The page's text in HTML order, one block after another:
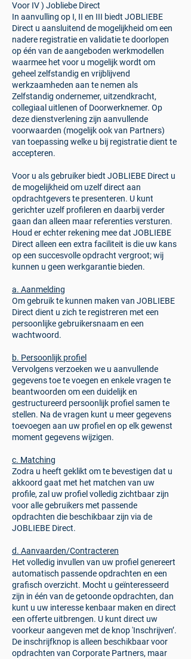
Voor IV ) Jobliebe Direct
In aanvulling op I, II en III biedt JOBLIEBE
Direct u aansluitend de mogelijkheid om een
nadere registratie en validatie te doorlopen
op één van de aangeboden werkmodellen
waarmee het voor u mogelijk wordt om
geheel zelfstandig en vrijblijvend
werkzaamheden aan te nemen als
Zelfstandig ondernemer, uitzendkracht,
collegiaal uitlenen of Doorwerknemer. Op
deze dienstverlening zijn aanvullende
voorwaarden (mogelijk ook van Partners)
van toepassing welke u bij registratie dient te
accepteren.
Voor u als gebruiker biedt JOBLIEBE Direct u
de mogelijkheid om uzelf direct aan
opdrachtgevers te presenteren. U kunt
gerichter uzelf profileren en daarbij verder
gaan dan alleen maar referenties versturen.
Houd er echter rekening mee dat JOBLIEBE
Direct alleen een extra faciliteit is die uw kans
op een succesvolle opdracht vergroot; wij
kunnen u geen werkgarantie bieden.
a. Aanmelding
Om gebruik te kunnen maken van JOBLIEBE
Direct dient u zich te registreren met een
persoonlijke gebruikersnaam en een
wachtwoord.
b. Persoonlijk profiel
Vervolgens verzoeken we u aanvullende
gegevens toe te voegen en enkele vragen te
beantwoorden om een duidelijk en
gestructureerd persoonlijk profiel samen te
stellen. Na de vragen kunt u meer gegevens
toevoegen aan uw profiel en op elk gewenst
moment gegevens wijzigen.
c. Matching
Zodra u heeft geklikt om te bevestigen dat u
akkoord gaat met het matchen van uw
profile, zal uw profiel volledig zichtbaar zijn
voor alle gebruikers met passende
opdrachten die beschikbaar zijn via de
JOBLIEBE Direct.
d. Aanvaarden/Contracteren
Het volledig invullen van uw profiel genereert
automatisch passende opdrachten en een
grafisch overzicht. Mocht u geïnteresseerd
zijn in één van de getoonde opdrachten, dan
kunt u uw interesse kenbaar maken en direct
een offerte uitbrengen. U kunt direct uw
voorkeur aangeven met de knop 'Inschrijven’.
De inschrijfknop is alleen beschikbaar voor
opdrachten van Corporate Partners, maar